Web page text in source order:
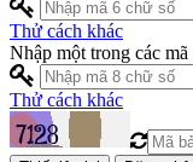
Thử cách khác
Nhập một trong các
Thử cách khác